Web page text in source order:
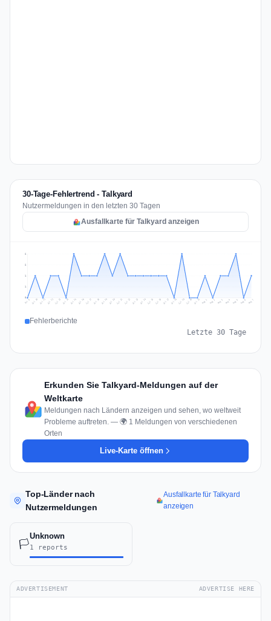
30-Tage-Fehlertrend - Talkyard
Nutzermeldungen in den letzten 30 Tagen
Ausfallkarte für Talkyard anzeigen
1
1
2
2
Jul 9 Jul 10 Jul 11 Jul 12 Jul 13 Jul 14 Jul 15 Jul 16 Jul 17 Jul 18 Jul 19 Jul 20 Jul 21 Jul 22 Jul 23 Jul 24 Jul 25 Jul 26 Jul 27 Jul 28 Jul 29 Jul 30 Jul 31 Aug 1 Aug 2 Aug 3 Aug 4 Aug 5 Aug 6 Aug 7
Fehlerberichte
Letzte 30 Tage
Erkunden Sie Talkyard-Meldungen auf der
Weltkarte
Meldungen nach Ländern anzeigen und sehen, wo weltweit
Probleme auftreten. — 🌍 1 Meldungen von verschiedenen
Orten
Live-Karte öffnen
Top-Länder nach
Nutzermeldungen
Ausfallkarte für Talkyard
anzeigen
🏳️
Unknown
1 reports
ADVERTISEMENT ADVERTISE HERE